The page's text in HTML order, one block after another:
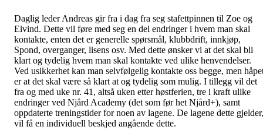
Daglig leder Andreas gir fra i dag fra seg stafettpinnen til Zoe og
Eivind. Dette vil føre med seg en del endringer i hvem man skal
kontakte, enten det er generelle spørsmål, klubbdrift, innkjøp,
Spond, overganger, lisens osv. Med dette ønsker vi at det skal bli
klart og tydelig hvem man skal kontakte ved ulike henvendelser.
Ved usikkerhet kan man selvfølgelig kontakte oss begge, men
er at det skal være så klart at og tydelig som mulig. I tillegg vil det
fra og med uke nr. 41, altså uken etter høstferien, tre i kraft ulike
endringer ved Njård Academy (det som før het Njård+), samt
oppdaterte treningstider for noen av lagene. De lagene dette gjelder,
vil få en individuell beskjed angående dette.